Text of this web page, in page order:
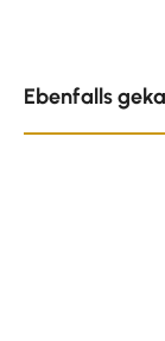
Ebenfalls